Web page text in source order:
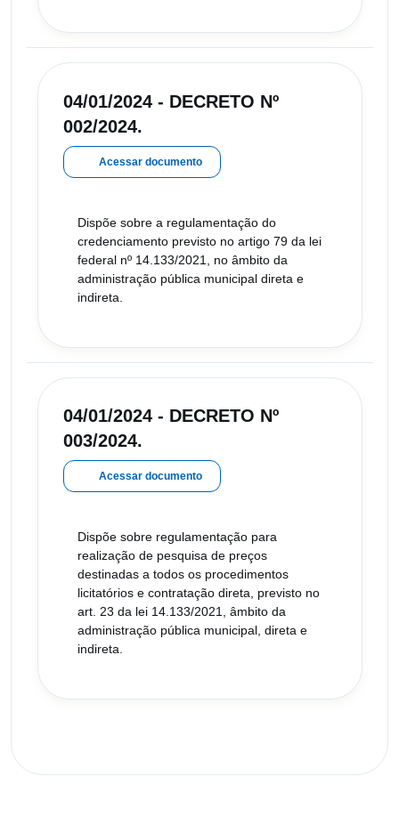
04/01/2024 - DECRETO Nº
002/2024.
Acessar documento
Dispõe sobre a regulamentação do
credenciamento previsto no artigo 79 da lei
federal nº 14.133/2021, no âmbito da
administração pública municipal direta e
indireta.
04/01/2024 - DECRETO Nº
003/2024.
Acessar documento
Dispõe sobre regulamentação para
realização de pesquisa de preços
destinadas a todos os procedimentos
licitatórios e contratação direta, previsto no
art. 23 da lei 14.133/2021, âmbito da
administração pública municipal, direta e
indireta.